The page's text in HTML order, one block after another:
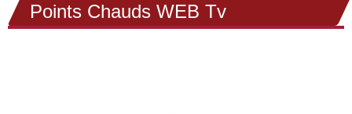
Points Chauds WEB Tv